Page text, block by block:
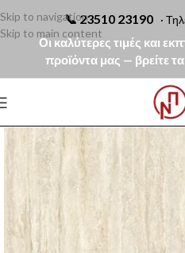
📞23510 23190 ·
Οι καλύτερες τιμές και
προϊόντα μας — βρείτε
Skip to navigation
Skip to main content